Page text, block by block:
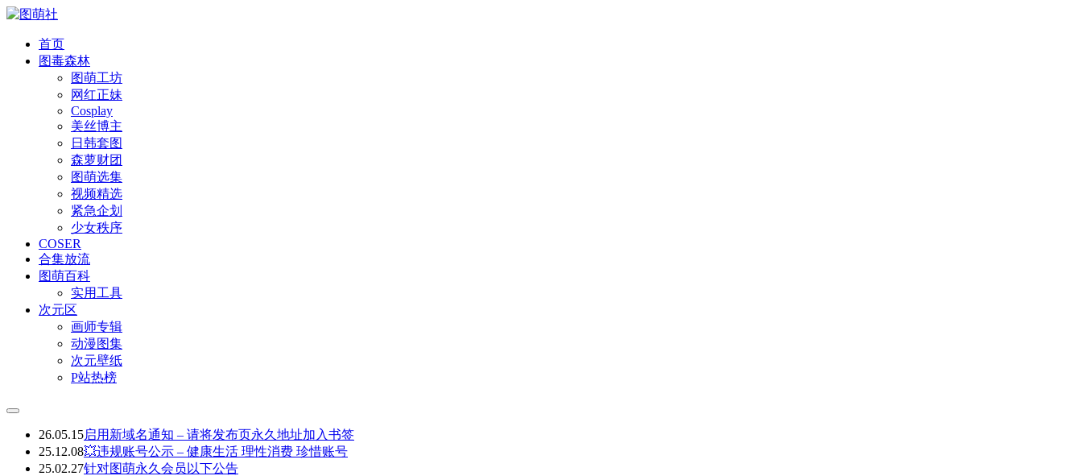
首页
图毒森林
图萌工坊
网红正妹
Cosplay
美丝博主
日韩套图
森萝财团
图萌选集
视频精选
紧急企划
少女秩序
COSER
合集放流
图萌百科
实用工具
次元区
画师专辑
动漫图集
次元壁纸
P站热榜
26.05.15启用新域名通知 – 请将发布页永久地址加入书签
25.12.08💥违规账号公示 – 健康生活 理性消费 珍惜账号
25.02.27针对图萌永久会员以下公告